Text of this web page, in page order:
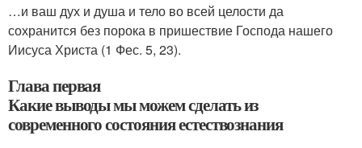
…и ваш дух и душа и тело во всей целости да
сохранится без порока в пришествие Господа нашего
Иисуса Христа (1 Фес. 5, 23).
Глава первая
Какие выводы мы можем сделать из
современного состояния естествознания